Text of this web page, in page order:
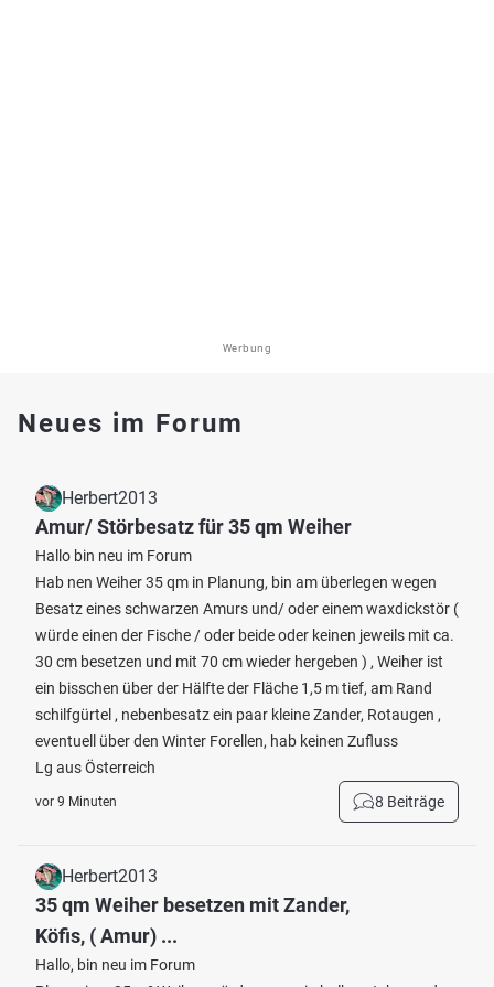
Werbung
Neues im Forum
Herbert2013
Amur/ Störbesatz für 35 qm Weiher
Hallo bin neu im Forum
Hab nen Weiher 35 qm in Planung, bin am überlegen wegen
Besatz eines schwarzen Amurs und/ oder einem waxdickstör (
würde einen der Fische / oder beide oder keinen jeweils mit ca.
30 cm besetzen und mit 70 cm wieder hergeben ) , Weiher ist
ein bisschen über der Hälfte der Fläche 1,5 m tief, am Rand
schilfgürtel , nebenbesatz ein paar kleine Zander, Rotaugen ,
eventuell über den Winter Forellen, hab keinen Zufluss
Lg aus Österreich
vor 9 Minuten 8 Beiträge
Herbert2013
35 qm Weiher besetzen mit Zander,
Köfis, ( Amur) ...
Hallo, bin neu im Forum